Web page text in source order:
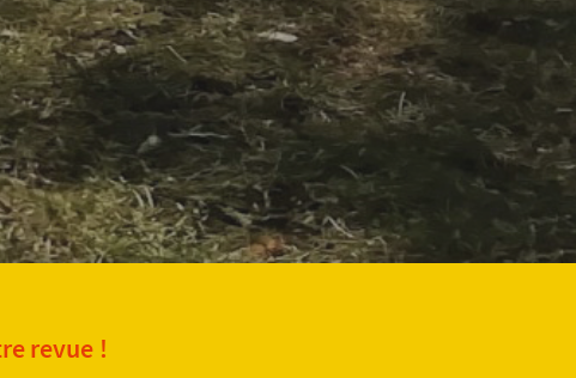
revue !